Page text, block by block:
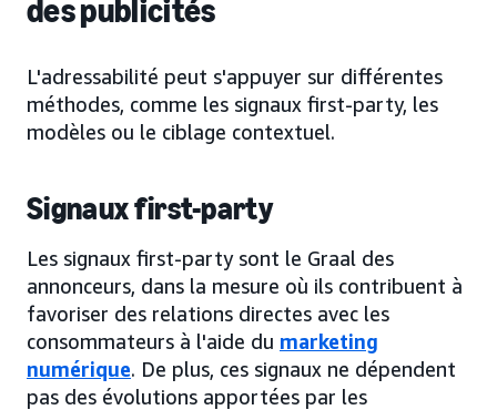
des publicités
L'adressabilité peut s'appuyer sur différentes
méthodes, comme les signaux first-party, les
modèles ou le ciblage contextuel.
Signaux first-party
Les signaux first-party sont le Graal des
annonceurs, dans la mesure où ils contribuent à
favoriser des relations directes avec les
consommateurs à l'aide du marketing
numérique. De plus, ces signaux ne dépendent
pas des évolutions apportées par les